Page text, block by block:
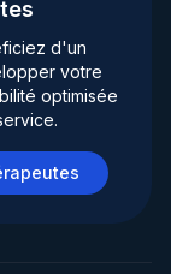
d'un
votre
optimisée